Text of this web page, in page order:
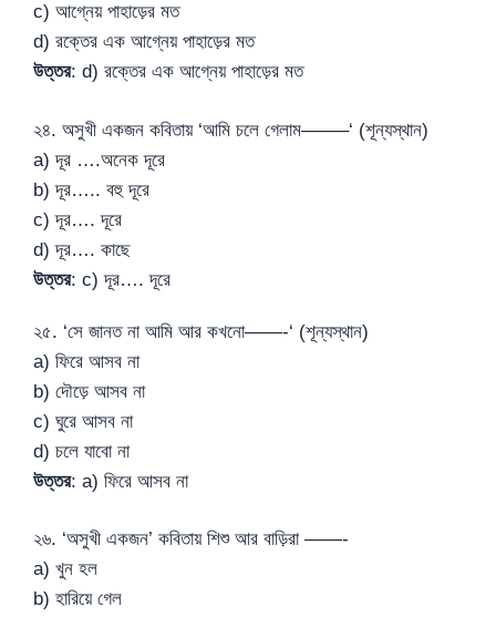
c) আগ্নেয় পাহাড়ের মত
d) রক্তের এক আগ্নেয় পাহাড়ের মত
উত্তর: d) রক্তের এক আগ্নেয় পাহাড়ের মত
২৪. অসুখী একজন কবিতায় ‘আমি চলে গেলাম——–‘ (শূন্যস্থান)
a) দূর ….অনেক দূরে
b) দূর….. বহু দূরে
c) দূর…. দূরে
d) দূর…. কাছে
উত্তর: c) দূর…. দূরে
২৫. ‘সে জানত না আমি আর কখনো——-‘ (শূন্যস্থান)
a) ফিরে আসব না
b) দৌড়ে আসব না
c) ঘুরে আসব না
d) চলে যাবো না
উত্তর: a) ফিরে আসব না
২৬. ‘অসুখী একজন’ কবিতায় শিশু আর বাড়িরা ——-
a) খুন হল
b) হারিয়ে গেল